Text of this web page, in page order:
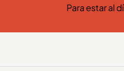
Para estar al